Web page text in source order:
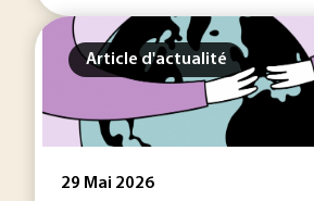
Article d'actualité
29 Mai 2026